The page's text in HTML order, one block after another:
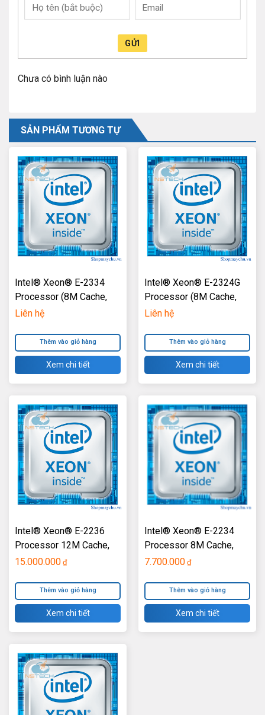
GỬI
Chưa có bình luận nào
SẢN PHẨM TƯƠNG TỰ
Intel® Xeon® E-2334
Processor (8M Cache,
3.40 GHz) TM
Liên hệ
Thêm vào giỏ hàng
Xem chi tiết
Intel® Xeon® E-2324G
Processor (8M Cache,
3.10 GHz) TM
Liên hệ
Thêm vào giỏ hàng
Xem chi tiết
Intel® Xeon® E-2236
Processor 12M Cache,
3.40 GHz TM-R340
15.000.000 ₫
Thêm vào giỏ hàng
Xem chi tiết
Intel® Xeon® E-2234
Processor 8M Cache,
3.60 GHz TM-T340
7.700.000 ₫
Thêm vào giỏ hàng
Xem chi tiết